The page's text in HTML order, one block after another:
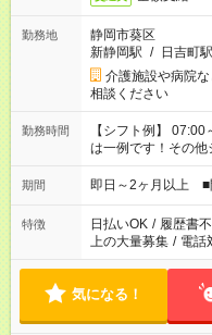
勤務地
静岡市葵区
新静岡駅 / 日吉町駅
介護施設や病院
相談ください
勤務時間
【シフト例】 07:00
は一例です！その他
期間 即日～2ヶ月以上 ■
特徴 日払いOK / 履歴書
上の大量募集 / 電話
気になる！